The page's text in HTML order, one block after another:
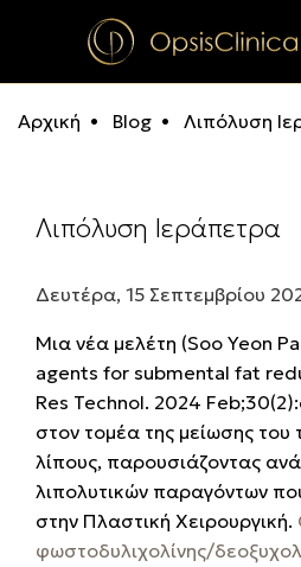
Αρχική Blog Λιπόλυση
Λιπόλυση Ιεράπετρα
Δευτέρα, 15 Σεπτεμβρίου
Μια νέα μελέτη (Soo Yeon
agents for submental fat
Res Technol. 2024
στον τομέα της μείωσης
λίπους, παρουσιάζοντας
λιπολυτικών παραγόντων
στην Πλαστική Χειρουργική.
φωστοδυλιχολίνης/